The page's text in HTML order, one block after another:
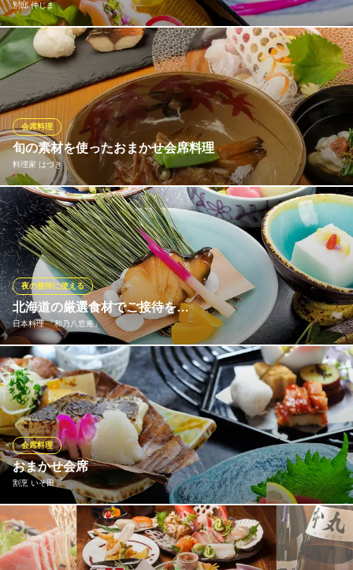
別邸 仲じま
旬の味覚を贅沢に堪能できる会席コースや接待向けの会席コー
ス、お祝い席でご利用頂けるコースなど、様々なシチュエーショ
ンに合わせたコースをご用意。四季折々の旬食材に、一手間加え
てご提供する仲じまならではのお料理を是非ご堪能ください。
別邸 仲じま
会席料理
札幌市営地下鉄南北線中島公園駅 徒歩2分
北海道札幌市中央区南9条西2 ホテルマイステイズプレミア札幌パーク2・3F
旬の素材を使ったおまかせ会席料理
料理家 はづき
会席料理
和食職人が織りなす、四季折々の北海道の旬の食材を使った会席
料理をおもてなしいたします。ご予算やお好みをお伝えいただけ
ましたら、お任せでコースを提供させていただきます！
料理家 はづき
季節の会席料理
札幌市営地下鉄南北線大通駅 徒歩3分
北海道札幌市中央区南3条西5-14 三条美松ビルB1
北海道の厳選食材でご接待を…
日本料理 「和乃八窓庵」
夜の接待に使える
当店の自慢は、接待にもぴったりの夜景が望める和の空間。そし
て、北海道の旬の厳選食材を活かした風情あふれる日本料理の
数々には、出汁や下ごしらえに伝統の技法を固く守られ、料理長
のセンスを感じる極上の逸品が揃います。洒落た酒器で味わう希
少な銘酒の数々も、大切な客人との素敵な時間を演出します。
日本料理 「和乃八窓庵」
日本料理
札幌市営地下鉄南北線中島公園駅南改札口3番出口 徒歩4分
北海道札幌市中央区南十条西6-1-21 プレミアホテル 中島公園 札幌24F
おまかせ会席
割烹 いそ田
会席料理
いそ田には、決まったメニューはございませんが、 その日の一番
良いものを味わって頂けるように、地元北海道はもちろんのこ
と、全国の旬の食材を毎日厳選して仕入れております。 お料理